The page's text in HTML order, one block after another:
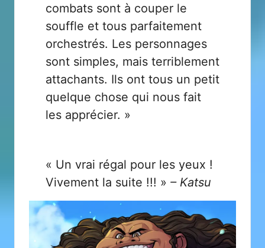
combats sont à couper le
souffle et tous parfaitement
orchestrés. Les personnages
sont simples, mais terriblement
attachants. Ils ont tous un petit
quelque chose qui nous fait
les apprécier. »
« Un vrai régal pour les yeux !
Vivement la suite !!! » – Katsu